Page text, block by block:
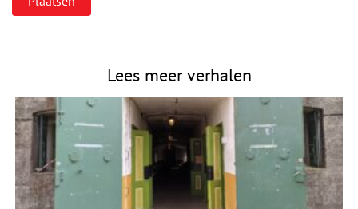
Lees meer verhalen